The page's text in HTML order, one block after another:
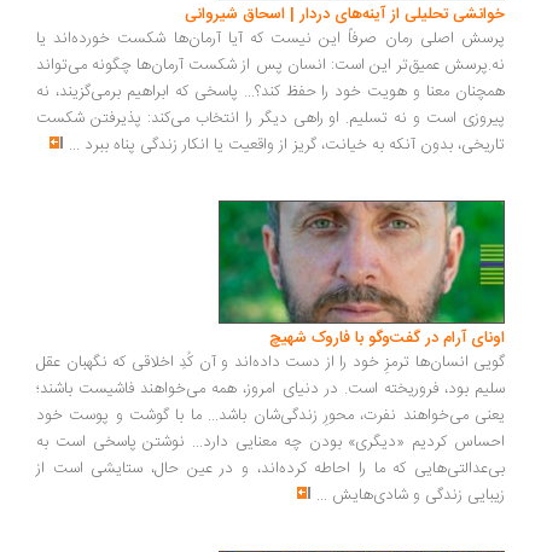
خوانشی تحلیلی از آینه‌های دردار | اسحاق شیروانی
پرسش اصلی رمان صرفاً این نیست که آیا آرمان‌ها شکست خورده‌اند یا
نه.پرسش عمیق‌تر این است: انسان پس از شکست آرمان‌ها چگونه می‌تواند
همچنان معنا و هویت خود را حفظ کند؟... پاسخی که ابراهیم برمی‌گزیند، نه
پیروزی است و نه تسلیم. او راهی دیگر را انتخاب می‌کند: پذیرفتن شکست
تاریخی، بدون آنکه به خیانت، گریز از واقعیت یا انکار زندگی پناه ببرد ...
اونای آرام در گفت‌وگو با فاروک شهیچ‭
گویی انسان‌ها ترمزِ خود را از دست داده‌اند و آن کُدِ اخلاقی که نگهبان عقل
سلیم بود، فروریخته است. در دنیای امروز، همه می‌خواهند فاشیست باشند؛
یعنی می‌خواهند نفرت، محورِ زندگی‌شان باشد... ما با گوشت و پوست خود
احساس کردیم «دیگری» بودن چه معنایی دارد... نوشتن پاسخی است به
بی‌عدالتی‌هایی که ما را احاطه کرده‌اند، و در عین حال، ستایشی است از
زیبایی زندگی و شادی‌هایش ...